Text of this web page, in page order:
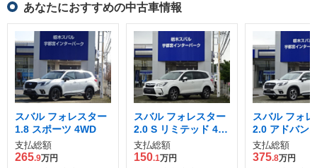
あなたにおすすめの中古車情報
スバル フォレスター
1.8 スポーツ 4WD
支払総額
265.9万円
スバル フォレスター
2.0 S リミテッド 4W
D
支払総額
150.1万円
スバル フォ
2.0 アドバン
支払総額
375.8万円